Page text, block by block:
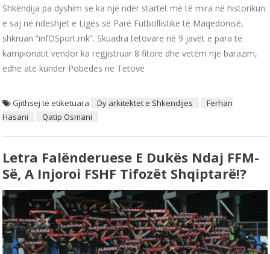
Shkëndija pa dyshim se ka një ndër startet më të mira në historikun
e saj në ndeshjet e Ligës së Parë Futbollistike të Maqedonisë,
shkruan “infOSport.mk”. Skuadra tetovare në 9 javët e para të
kampionatit vendor ka regjistruar 8 fitore dhe vetëm një barazim,
edhe atë kundër Pobedës në Tetovë
Gjithsej të etiketuara Dy arkitektet e Shkendijes
Ferhan
Hasani
Qatip Osmani
Letra Falënderuese E Dukës Ndaj FFM-
Së, A Injoroi FSHF Tifozët Shqiptarë!?